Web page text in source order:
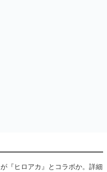
が『ヒロアカ』とコラボか。詳細